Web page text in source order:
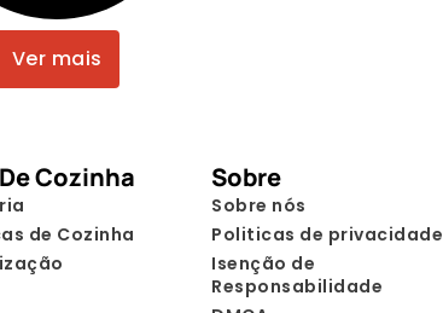
Ver mais
Cozinha
de Cozinha
Sobre
Sobre nós
Politicas de privacidade
Isenção de
Responsabilidade